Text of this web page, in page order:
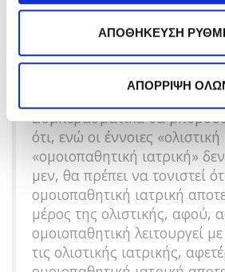
ΑΠΟΘΗΚΕΥΣΗ
ΑΠΟΡΡΙΨΗ
Με όλα τα παραπάνω και μαζί με
συνολικού ψυχο-διανοητικού του
ασθενούς, αναζητώντας το
εξατομικευμένο» κατάλληλο
Συμπερασματικά θα
ότι, ενώ οι έννοιες
«ομοιοπαθητική ιατρική»
μεν, θα πρέπει να τονιστεί
ομοιοπαθητική ιατρική
μέρος της ολιστικής, αφού,
ομοιοπαθητική λειτουργεί
τις ολιστικής ιατρικής,